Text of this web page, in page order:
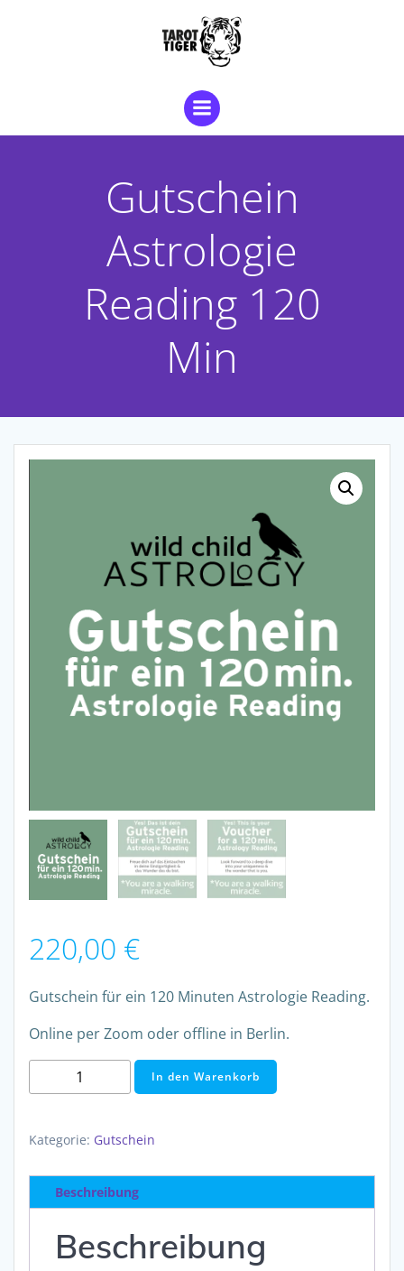
Gutschein
Astrologie
Reading 120
Min
220,00 €
Gutschein für ein 120 Minuten Astrologie Reading.
Online per Zoom oder offline in Berlin.
Gutschein
Astrologie
120
Menge
In den Warenkorb
Kategorie: Gutschein
Beschreibung
Beschreibung